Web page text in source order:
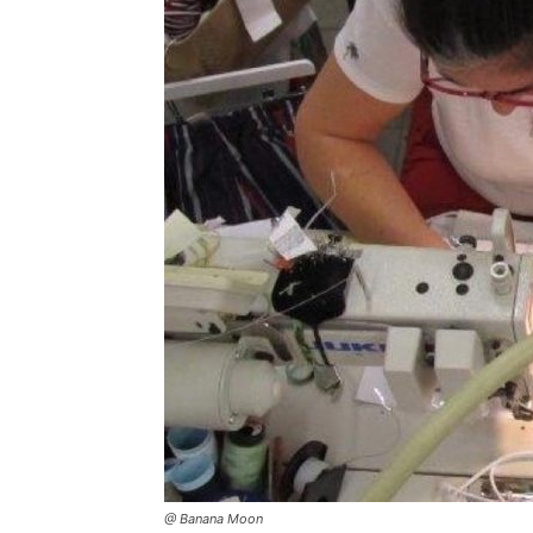
@ Banana Moon